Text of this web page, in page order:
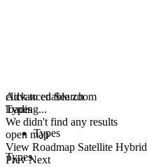
click to enable zoom
loading...
We didn't find any results
open map
View Roadmap Satellite Hybrid
Prev Next
Advanced Search
Types
Types
Types